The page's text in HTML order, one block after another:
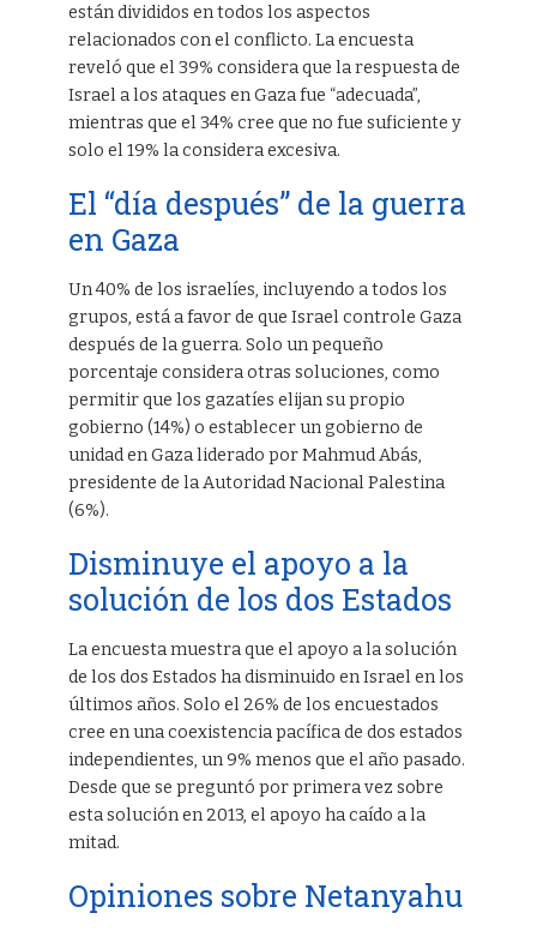
están divididos en todos los aspectos
relacionados con el conflicto. La encuesta
reveló que el 39% considera que la respuesta de
Israel a los ataques en Gaza fue “adecuada”,
mientras que el 34% cree que no fue suficiente y
solo el 19% la considera excesiva.
El “día después” de la guerra
en Gaza
Un 40% de los israelíes, incluyendo a todos los
grupos, está a favor de que Israel controle Gaza
después de la guerra. Solo un pequeño
porcentaje considera otras soluciones, como
permitir que los gazatíes elijan su propio
gobierno (14%) o establecer un gobierno de
unidad en Gaza liderado por Mahmud Abás,
presidente de la Autoridad Nacional Palestina
(6%).
Disminuye el apoyo a la
solución de los dos Estados
La encuesta muestra que el apoyo a la solución
de los dos Estados ha disminuido en Israel en los
últimos años. Solo el 26% de los encuestados
cree en una coexistencia pacífica de dos estados
independientes, un 9% menos que el año pasado.
Desde que se preguntó por primera vez sobre
esta solución en 2013, el apoyo ha caído a la
mitad.
Opiniones sobre Netanyahu